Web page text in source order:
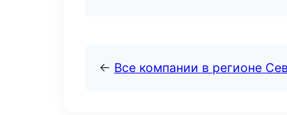
← Все компании в регионе